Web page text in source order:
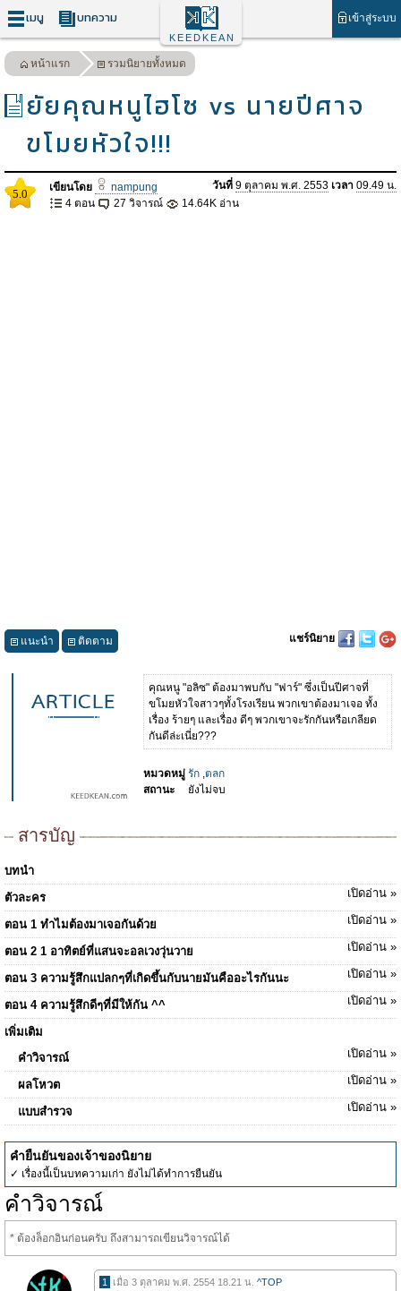
เมนู บทความ เข้าสู่ระบบ
KEEDKEAN
หน้าแรก รวมนิยายทั้งหมด
ยัยคุณหนูไฮโซ vs นายปีศาจ
ขโมยหัวใจ!!!
5.0 เขียนโดย nampung วันที่ 9 ตุลาคม พ.ศ. 2553 เวลา 09.49 น.
4 ตอน
27 วิจารณ์ 14.64K อ่าน
แนะนำ ติดตาม แชร์นิยาย
คุณหนู "อลิซ" ต้องมาพบกับ "ฟาร์" ซึ่งเป็นปีศาจที่
ขโมยหัวใจสาวๆทั้งโรงเรียน พวกเขาต้องมาเจอ ทั้ง
เรื่อง ร้ายๆ และเรื่อง ดีๆ พวกเขาจะรักกันหรือเกลียด
กันดีล่ะเนี่ย???
หมวดหมู่ รัก ,ตลก
สถานะ
ยังไม่จบ
สารบัญ
บทนำ
ตัวละคร
เปิดอ่าน »
ตอน 1 ทำไมต้องมาเจอกันด้วย เปิดอ่าน »
ตอน 2 1 อาทิตย์ที่แสนจะอลเวงวุ่นวาย เปิดอ่าน »
ตอน 3 ความรู้สึกแปลกๆที่เกิดขึ้นกับนายมันคืออะไรกันนะ เปิดอ่าน »
ตอน 4 ความรู้สึกดีๆที่มีให้กัน ^^ เปิดอ่าน »
เพิ่มเติม
คำวิจารณ์
เปิดอ่าน »
ผลโหวต เปิดอ่าน »
แบบสำรวจ เปิดอ่าน »
คำยืนยันของเจ้าของนิยาย
✓ เรื่องนี้เป็นบทความเก่า ยังไม่ได้ทำการยืนยัน
คำวิจารณ์
* ต้องล็อกอินก่อนครับ ถึงสามารถเขียนวิจารณ์ได้
1 เมื่อ 3 ตุลาคม พ.ศ. 2554 18.21 น. ^TOP